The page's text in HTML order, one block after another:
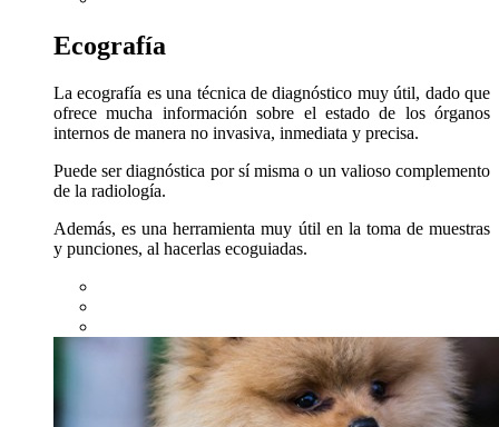
Ecografía
La ecografía es una técnica de diagnóstico muy útil, dado que
ofrece mucha información sobre el estado de los órganos
internos de manera no invasiva, inmediata y precisa.
Puede ser diagnóstica por sí misma o un valioso complemento
de la radiología.
Además, es una herramienta muy útil en la toma de muestras
y punciones, al hacerlas ecoguiadas.